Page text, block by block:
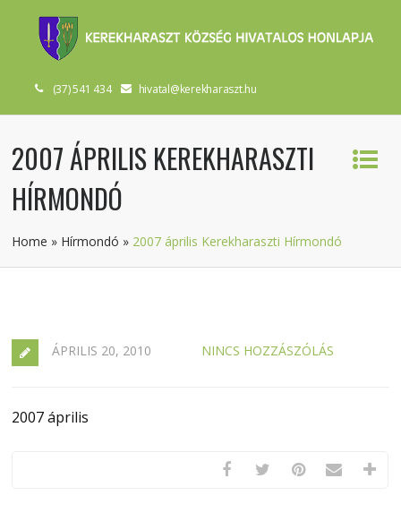
(37) 541 434 hivatal@kerekharaszt.hu
2007 ÁPRILIS KEREKHARASZTI
HÍRMONDÓ
Home » Hírmondó » 2007 április Kerekharaszti Hírmondó
ÁPRILIS 20, 2010 NINCS HOZZÁSZÓLÁS
2007 április